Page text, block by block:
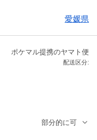
愛媛県
ポケマル提携のヤマト便
配送区分:
部分的に可